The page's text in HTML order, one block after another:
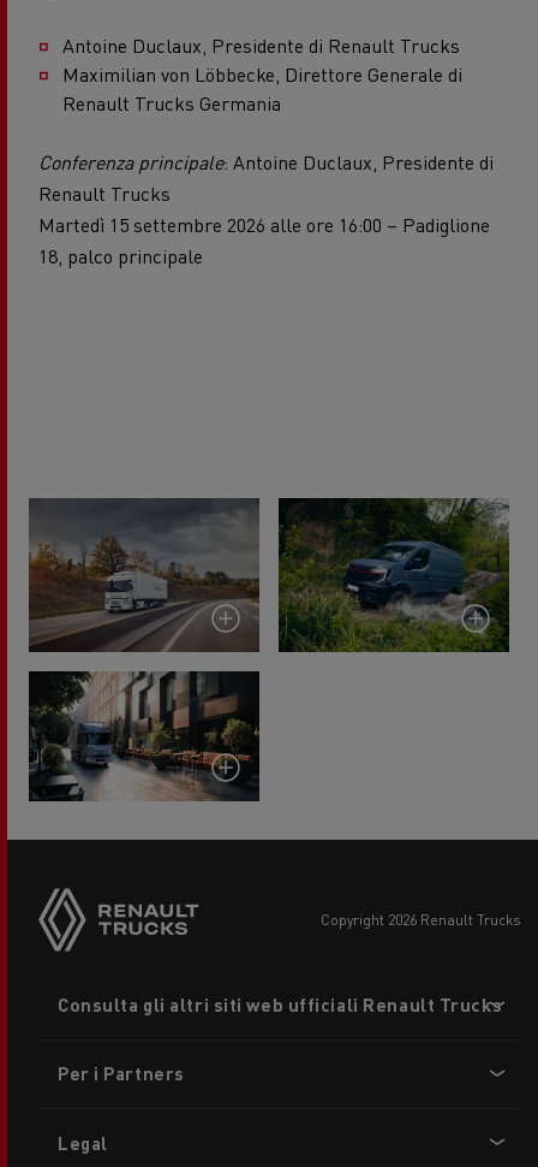
Antoine Duclaux, Presidente di Renault Trucks
Maximilian von Löbbecke, Direttore Generale di
Renault Trucks Germania
Conferenza principale: Antoine Duclaux, Presidente di
Renault Trucks
Martedì 15 settembre 2026 alle ore 16:00 – Padiglione
18, palco principale
copyright 2026 Renault Trucks
menu
Consulta gli altri siti web ufficiali Renault Trucks
Per i Partners
Legal